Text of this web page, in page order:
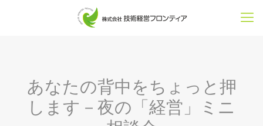
あなたの背中をちょっと押
します－夜の「経営」ミニ